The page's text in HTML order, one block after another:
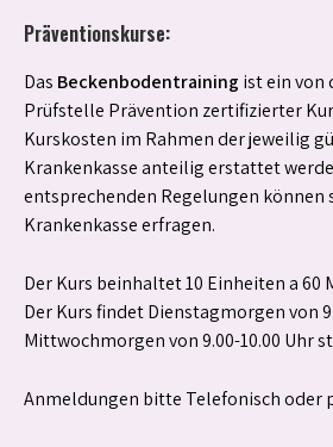
Präventionskurse:
Das Beckenbodentraining ist ein von
Prüfstelle Prävention zertifizierter
Kurskosten im Rahmen der jeweilig
Krankenkasse anteilig erstattet
entsprechenden Regelungen können
Krankenkasse erfragen.
Der Kurs beinhaltet 10 Einheiten a 60
Der Kurs findet Dienstagmorgen von
Mittwochmorgen von 9.00-10.00 Uhr
Anmeldungen bitte Telefonisch oder